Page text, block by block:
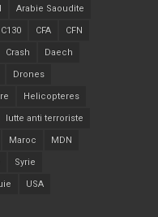
Arabie Saoudite
C130 CFA CFN
Crash Daech
Drones
Helicopteres
lutte anti terroriste
Maroc MDN
Syrie
USA